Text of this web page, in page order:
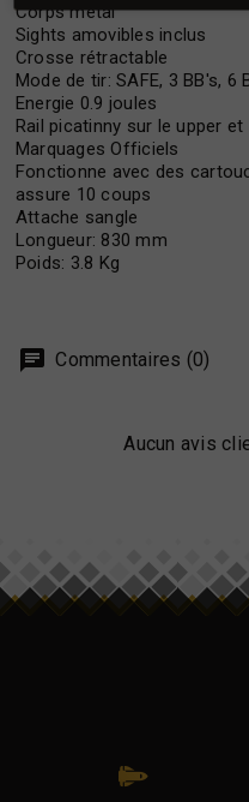
Corps métal
Sights amovibles inclus
Crosse rétractable
Mode de tir: SAFE, 3 BB's, 6
Energie 0.9 joules
Rail picatinny sur le upper
Marquages Officiels
Fonctionne avec des
assure 10 coups
Attache sangle
Longueur: 830 mm
Poids: 3.8 Kg
Commentaires (0)
Aucun avis